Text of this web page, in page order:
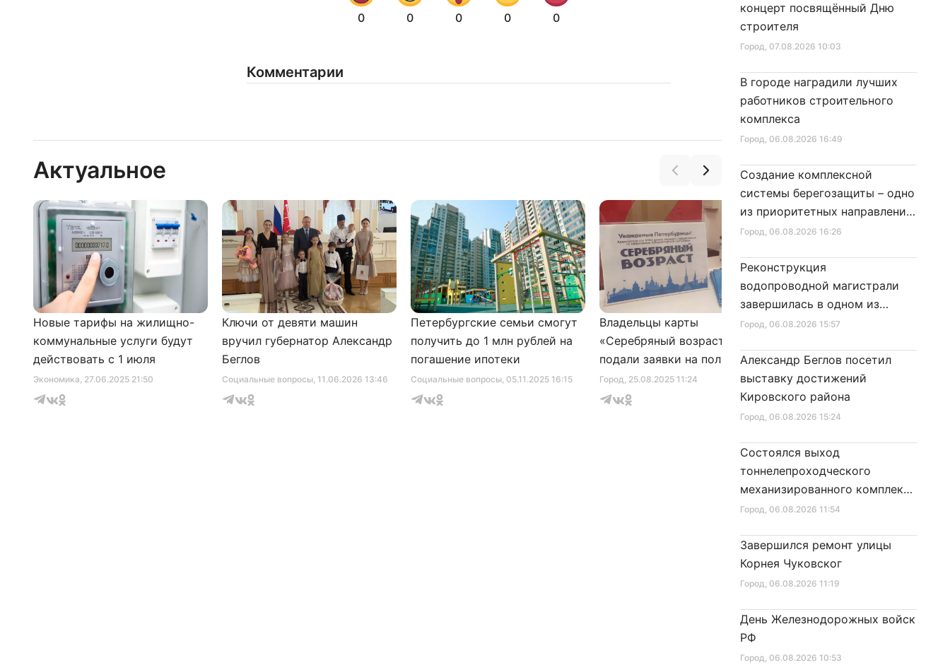
0 0 0 0 0
Комментарии
Актуальное
Экономика, 27.06.2025 21:50
Новые тарифы на жилищно-
коммунальные услуги будут
действовать с 1 июля
Социальные вопросы, 11.06.2026 13:46
Ключи от девяти машин
вручил губернатор Александр
Беглов
Социальные вопросы, 05.11.2025 16:15
Петербургские семьи смогут
получить до 1 млн рублей на
погашение ипотеки
Город, 25.08.2025 11:24
Владельцы карты
«Серебряный возраст»
подали заявки на получение
сертификата для посещения
музеев
Город, 10.01.2026 16:46
Александр Беглов подписал
в Закон Санкт‑Петербурга
«Социальный кодекс
Санкт‑Петербурга»
Город, 07.08.2026 10:03
концерт посвящённый Дню
строителя
Город, 06.08.2026 16:49
В городе наградили лучших
работников строительного
комплекса
Город, 06.08.2026 16:26
Создание комплексной
системы берегозащиты – одно
из приоритетных направлений
развития Петербурга
Город, 06.08.2026 15:57
Реконструкция
водопроводной магистрали
завершилась в одном из
районов города
Город, 06.08.2026 15:24
Александр Беглов посетил
выставку достижений
Кировского района
Город, 06.08.2026 11:54
Состоялся выход
тоннелепроходческого
механизированного комплекса
«Надежда» на поверхность
Город, 06.08.2026 11:19
Завершился ремонт улицы
Корнея Чуковског
Город, 06.08.2026 10:53
День Железнодорожных войск
РФ